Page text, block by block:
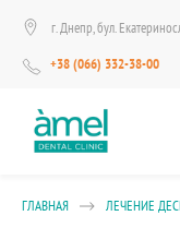
г. Днепр, бул.
+38 (066) 332-38-00
ГЛАВНАЯ ЛЕЧЕНИЕ